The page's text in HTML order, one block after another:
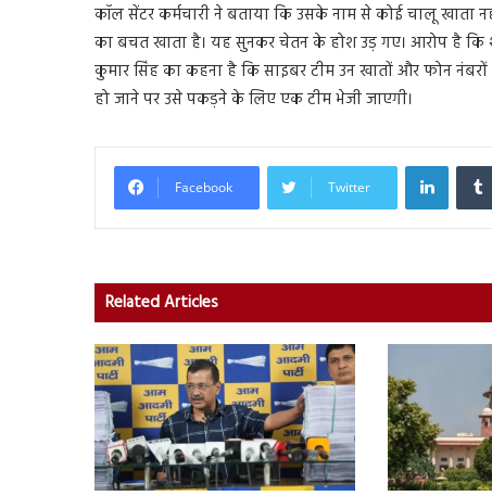
कॉल सेंटर कर्मचारी ने बताया कि उसके नाम से कोई चालू
का बचत खाता है। यह सुनकर चेतन के होश उड़ गए। आरोप है कि
कुमार सिंह का कहना है कि साइबर टीम उन खातों और फोन
हो जाने पर उसे पकड़ने के लिए एक टीम भेजी जाएगी।
Facebook Twitter
Related Articles